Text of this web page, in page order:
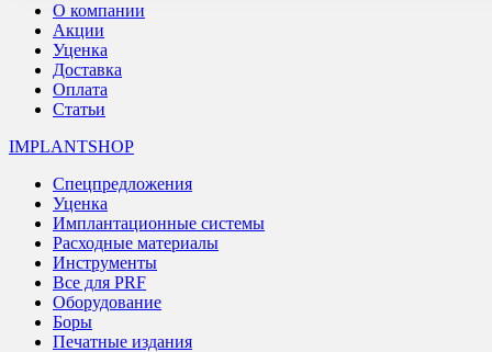
О компании
Акции
Уценка
Доставка
Оплата
Статьи
IMPLANTSHOP
Спецпредложения
Уценка
Имплантационные системы
Расходные материалы
Инструменты
Все для PRF
Оборудование
Боры
Печатные издания